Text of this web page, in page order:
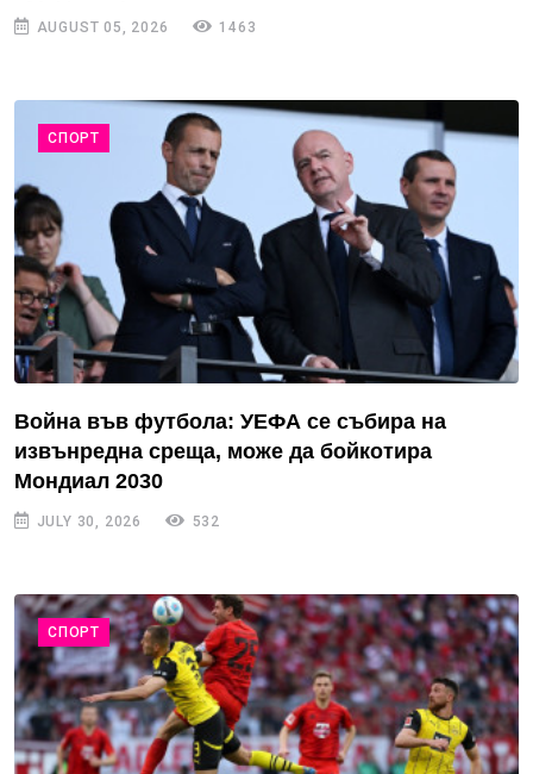
AUGUST 05, 2026 1463
СПОРТ
Война във футбола: УЕФА се събира на
извънредна среща, може да бойкотира
Мондиал 2030
JULY 30, 2026 532
СПОРТ